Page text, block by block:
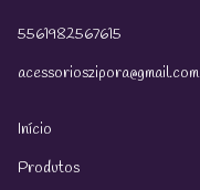
5561982567615
acessorioszipora@gmail.com
Início
Produtos